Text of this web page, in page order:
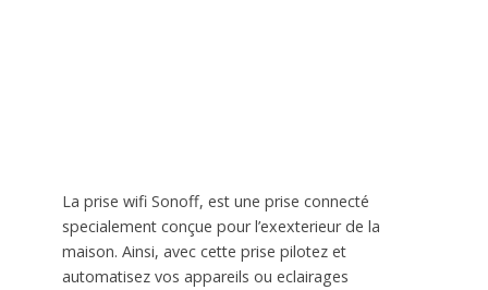
La prise wifi Sonoff, est une prise connecté
specialement conçue pour l’exexterieur de la
maison. Ainsi, avec cette prise pilotez et
automatisez vos appareils ou eclairages